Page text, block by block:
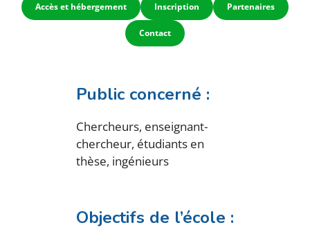
Accès et hébergement Inscription Partenaires
Contact
Public concerné :
Chercheurs, enseignant-
chercheur, étudiants en
thèse, ingénieurs
Objectifs de l’école :